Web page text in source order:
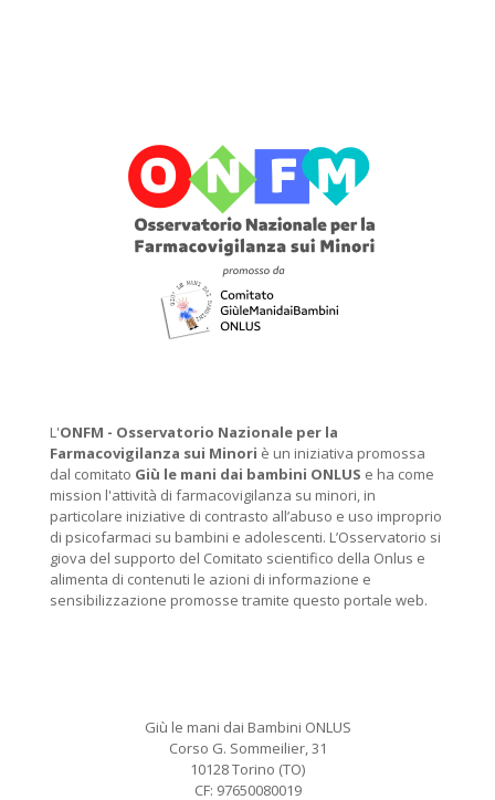
L'ONFM - Osservatorio Nazionale per la
Farmacovigilanza sui Minori è un iniziativa promossa
dal comitato Giù le mani dai bambini ONLUS e ha come
mission l'attività di farmacovigilanza su minori, in
particolare iniziative di contrasto all’abuso e uso improprio
di psicofarmaci su bambini e adolescenti. L’Osservatorio si
giova del supporto del Comitato scientifico della Onlus e
alimenta di contenuti le azioni di informazione e
sensibilizzazione promosse tramite questo portale web.
Giù le mani dai Bambini ONLUS
Corso G. Sommeilier, 31
10128 Torino (TO)
CF: 97650080019